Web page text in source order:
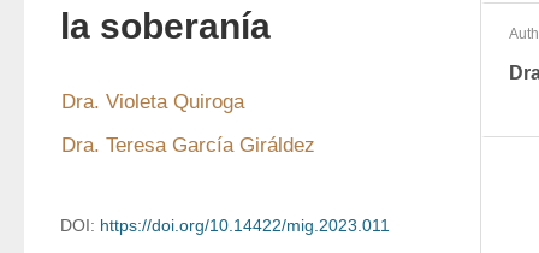
la soberanía
Dra. Violeta Quiroga
Dra. Teresa García Giráldez
DOI: https://doi.org/10.14422/mig.2023.011